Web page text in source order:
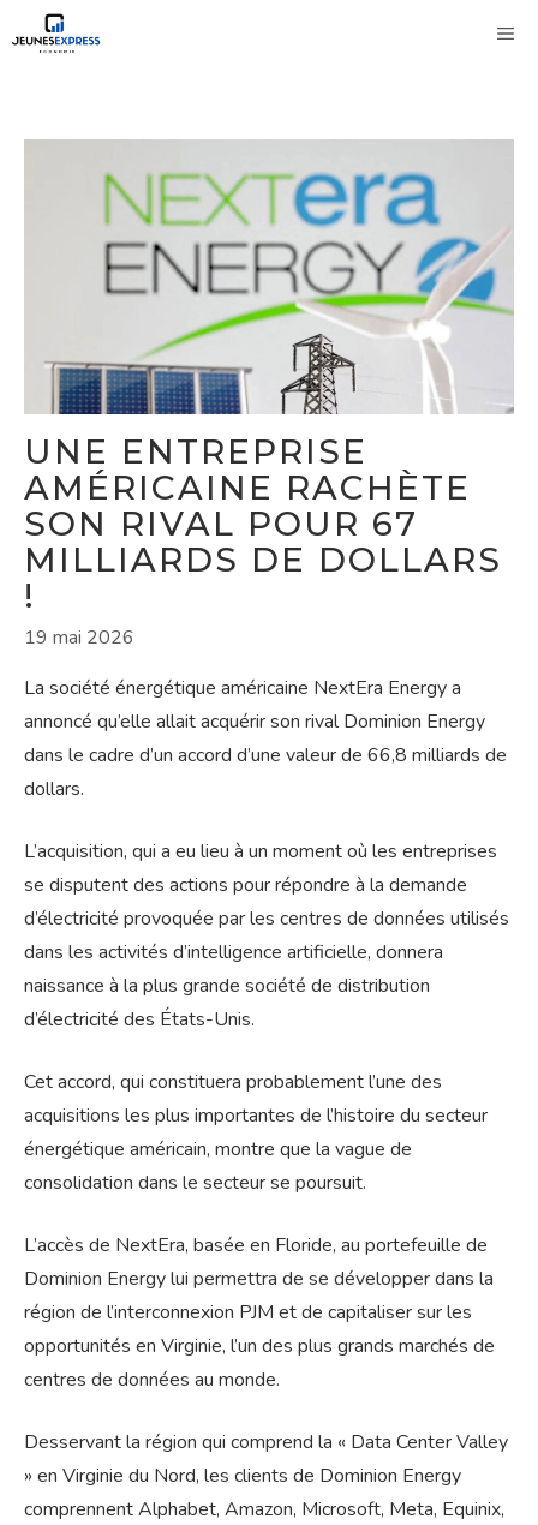
au
UNE ENTREPRISE
AMÉRICAINE RACHÈTE
SON RIVAL POUR 67
MILLIARDS DE DOLLARS
!
19 mai 2026
La société énergétique américaine NextEra Energy a
annoncé qu’elle allait acquérir son rival Dominion Energy
dans le cadre d’un accord d’une valeur de 66,8 milliards de
dollars.
L’acquisition, qui a eu lieu à un moment où les entreprises
se disputent des actions pour répondre à la demande
d’électricité provoquée par les centres de données utilisés
dans les activités d’intelligence artificielle, donnera
naissance à la plus grande société de distribution
d’électricité des États-Unis.
Cet accord, qui constituera probablement l’une des
acquisitions les plus importantes de l’histoire du secteur
énergétique américain, montre que la vague de
consolidation dans le secteur se poursuit.
L’accès de NextEra, basée en Floride, au portefeuille de
Dominion Energy lui permettra de se développer dans la
région de l’interconnexion PJM et de capitaliser sur les
opportunités en Virginie, l’un des plus grands marchés de
centres de données au monde.
Desservant la région qui comprend la « Data Center Valley
» en Virginie du Nord, les clients de Dominion Energy
comprennent Alphabet, Amazon, Microsoft, Meta, Equinix,